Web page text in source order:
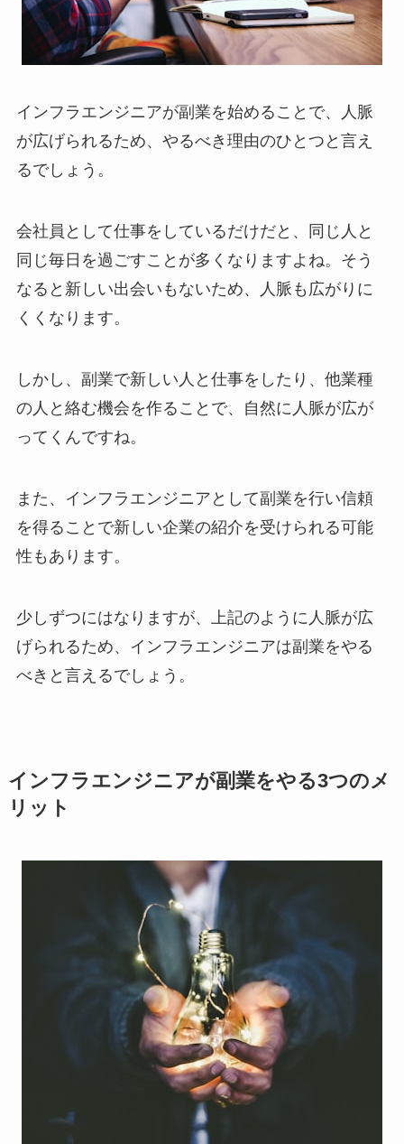
インフラエンジニアが副業を始めることで、人脈
が広げられるため、やるべき理由のひとつと言え
るでしょう。
会社員として仕事をしているだけだと、同じ人と
同じ毎日を過ごすことが多くなりますよね。そう
なると新しい出会いもないため、人脈も広がりに
くくなります。
しかし、副業で新しい人と仕事をしたり、他業種
の人と絡む機会を作ることで、自然に人脈が広が
ってくんですね。
また、インフラエンジニアとして副業を行い信頼
を得ることで新しい企業の紹介を受けられる可能
性もあります。
少しずつにはなりますが、上記のように人脈が広
げられるため、インフラエンジニアは副業をやる
べきと言えるでしょう。
インフラエンジニアが副業をやる3つのメ
リット